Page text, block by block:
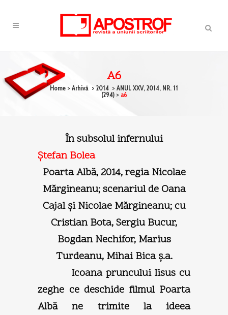
A6
Home > Arhivă > 2014 > ANUL XXV, 2014, NR. 11
(294)> a6
În subsolul infernului
Ştefan Bolea
Poarta Albă, 2014, regia Nicolae
Mărgineanu; scenariul de Oana
Cajal şi Nicolae Mărgineanu; cu
Cristian Bota, Sergiu Bucur,
Bogdan Nechifor, Marius
Turdeanu, Mihai Bica ş.a.
Icoana pruncului Iisus cu
zeghe ce deschide filmul Poarta
Albă ne trimite la ideea